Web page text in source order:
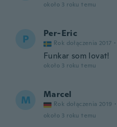
około 3 roku temu
P Per-Eric
Rok dołączenia 2017 ·
Funkar som lovat!
około 3 roku temu
M Marcel
Rok dołączenia 2019 ·
około 3 roku temu